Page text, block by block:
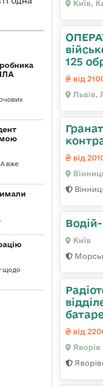
вже
щодо
Київ,
125
від
Львів,
від
Київ
від
Яворів